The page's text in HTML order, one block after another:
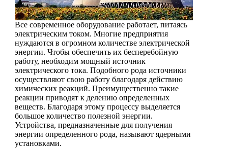
Все современное оборудование работает, питаясь
электрическим током. Многие предприятия
нуждаются в огромном количестве электрической
энергии. Чтобы обеспечить их бесперебойную
работу, необходим мощный источник
электрического тока. Подобного рода источники
осуществляют свою работу благодаря действию
химических реакций. Преимущественно такие
реакции приводят к делению определенных
веществ. Благодаря этому процессу выделяется
большое количество полезной энергии.
Устройства, предназначенные для получения
энергии определенного рода, называют ядерными
установками.